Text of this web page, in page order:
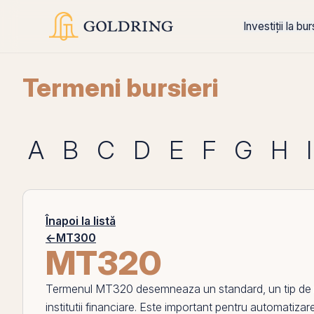
Investiții la
Termeni bursieri
A B C D E F G H I
Înapoi la listă
←MT300
MT320
Termenul MT320 desemneaza un standard, un tip
institutii financiare. Este important pentru